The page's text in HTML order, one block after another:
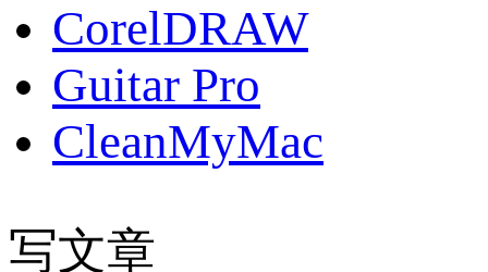
CorelDRAW
Guitar Pro
CleanMyMac
写文章